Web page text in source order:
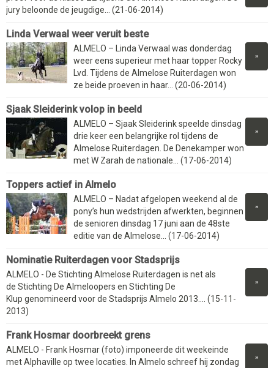
jury beloonde de jeugdige... (21-06-2014)
Linda Verwaal weer veruit beste
»
ALMELO – Linda Verwaal was donderdag
weer eens superieur met haar topper Rocky
Lvd. Tijdens de Almelose Ruiterdagen won
ze beide proeven in haar... (20-06-2014)
Sjaak Sleiderink volop in beeld
»
ALMELO – Sjaak Sleiderink speelde dinsdag
drie keer een belangrijke rol tijdens de
Almelose Ruiterdagen. De Denekamper won
met W Zarah de nationale... (17-06-2014)
Toppers actief in Almelo
»
ALMELO – Nadat afgelopen weekend al de
pony’s hun wedstrijden afwerkten, beginnen
de senioren dinsdag 17 juni aan de 48ste
editie van de Almelose... (17-06-2014)
Nominatie Ruiterdagen voor Stadsprijs
»
ALMELO - De Stichting Almelose Ruiterdagen is net als
de Stichting De Almeloopers en Stichting De
Klup genomineerd voor de Stadsprijs Almelo 2013.... (15-11-
2013)
Frank Hosmar doorbreekt grens
»
ALMELO - Frank Hosmar (foto) imponeerde dit weekeinde
met Alphaville op twee locaties. In Almelo schreef hij zondag